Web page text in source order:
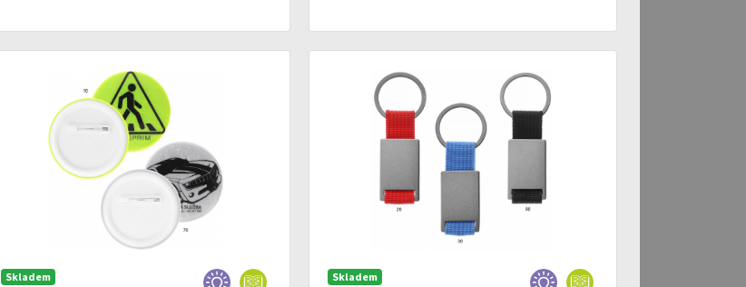
Skladem Skladem